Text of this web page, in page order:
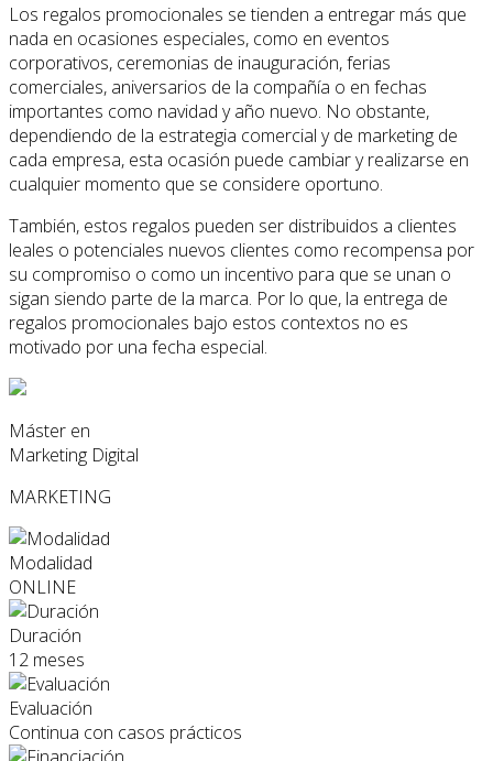
Los regalos promocionales se tienden a entregar más que
nada en ocasiones especiales, como en eventos
corporativos, ceremonias de inauguración, ferias
comerciales, aniversarios de la compañía o en fechas
importantes como navidad y año nuevo. No obstante,
dependiendo de la estrategia comercial y de marketing de
cada empresa, esta ocasión puede cambiar y realizarse en
cualquier momento que se considere oportuno.
También, estos regalos pueden ser distribuidos a clientes
leales o potenciales nuevos clientes como recompensa por
su compromiso o como un incentivo para que se unan o
sigan siendo parte de la marca. Por lo que, la entrega de
regalos promocionales bajo estos contextos no es
motivado por una fecha especial.
Máster en
Marketing Digital
MARKETING
Modalidad
ONLINE
Duración
12 meses
Evaluación
Continua con casos prácticos